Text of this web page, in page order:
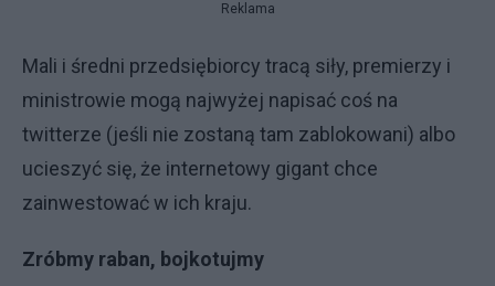
Reklama
Mali i średni przedsiębiorcy tracą siły, premierzy i
ministrowie mogą najwyżej napisać coś na
twitterze (jeśli nie zostaną tam zablokowani) albo
ucieszyć się, że internetowy gigant chce
zainwestować w ich kraju.
Zróbmy raban, bojkotujmy